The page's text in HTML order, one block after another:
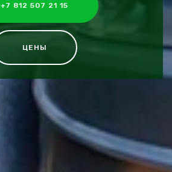
+7 812 507 21 15
ЦЕНЫ